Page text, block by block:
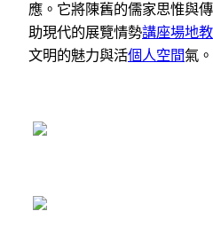
應。它將陳舊的儒家思惟與
助現代的展覽情勢講座場地
文明的魅力與活個人空間氣。